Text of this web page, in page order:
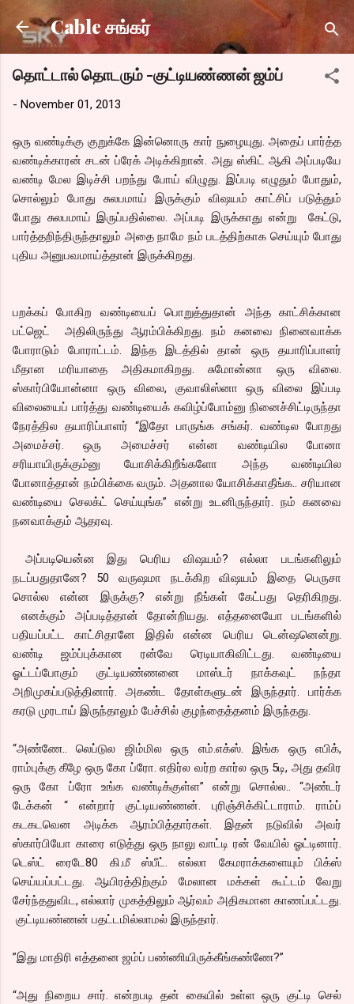
Skip to main content
Cable சங்கர்
தொட்டால் தொடரும் -குட்டியண்ணன் ஜம்ப்
- November 01, 2013
ஒரு வண்டிக்கு குறுக்கே இன்னொரு கார் நுழையுது. அதைப் பார்த்த
வண்டிக்காரன் சடன் ப்ரேக் அடிக்கிறான். அது ஸ்கிட் ஆகி அப்படியே
வண்டி மேல இடிச்சி பறந்து போய் விழுது. இப்படி எழுதும் போதும்,
சொல்லும் போது சுலபமாய் இருக்கும் விஷயம் காட்சிப் படுத்தும்
போது சுலபமாய் இருப்பதில்லை. அப்படி இருக்காது என்று கேட்டு,
பார்த்தறிந்திருந்தாலும் அதை நாமே நம் படத்திற்காக செய்யும் போது
புதிய அனுபவமாய்த்தான் இருக்கிறது.
பறக்கப் போகிற வண்டியைப் பொறுத்துதான் அந்த காட்சிக்கான
பட்ஜெட் அதிலிருந்து ஆரம்பிக்கிறது. நம் கனவை நினைவாக்க
போராடும் போராட்டம். இந்த இடத்தில் தான் ஒரு தயாரிப்பாளர்
மீதான மரியாதை அதிகமாகிறது. சுமோன்னா ஒரு விலை.
ஸ்கார்பியோன்னா ஒரு விலை, குவாலிஸ்னா ஒரு விலை இப்படி
விலையைப் பார்த்து வண்டியைக் கவிழ்ப்போம்னு நினைச்சிட்டிருந்தா
நேரத்தில தயாரிப்பாளர் “இதோ பாருங்க சங்கர். வண்டில போறது
அமைச்சர். ஒரு அமைச்சர் என்ன வண்டியில போனா
சரியாயிருக்கும்னு யோசிக்கிறீங்களோ அந்த வண்டியில
போனாத்தான் நம்பிக்கை வரும். அதனால யோசிக்காதீங்க.. சரியான
வண்டியை செலக்ட் செய்யுங்க” என்று உடனிருந்தார். நம் கனவை
நனவாக்கும் ஆதரவு.
அப்படியென்ன இது பெரிய விஷயம்? எல்லா படங்களிலும்
நடப்பதுதானே? 50 வருஷமா நடக்கிற விஷயம் இதை பெருசா
சொல்ல என்ன இருக்கு? என்று நீங்கள் கேட்பது தெரிகிறது.
எனக்கும் அப்படித்தான் தோன்றியது. எத்தனையோ படங்களில்
பதியப்பட்ட காட்சிதானே இதில் என்ன பெரிய டென்ஷனென்று.
வண்டி ஜம்ப்புக்கான ரன்வே ரெடியாகிவிட்டது. வண்டியை
ஓட்டப்போகும் குட்டியண்ணனை மாஸ்டர் நாக்கவுட் நந்தா
அறிமுகப்படுத்தினார். அகண்ட தோள்களுடன் இருந்தார். பார்க்க
கரடு முரடாய் இருந்தாலும் பேச்சில் குழந்தைத்தனம் இருந்தது.
“அண்ணே.. லெப்டுல ஜிம்மில ஒரு எம்.எக்ஸ். இங்க ஒரு எபிக்,
ராம்புக்கு கீழே ஒரு கோ ப்ரோ. எதிர்ல வர்ற கார்ல ஒரு 5டி, அது தவிர
ஒரு கோ ப்ரோ உங்க வண்டிக்குள்ள” என்று சொல்ல.. “அண்டர்
டேக்கன் “ என்றார் குட்டியண்ணன். புரிஞ்சிக்கிட்டாராம். ராம்ப்
கடகடவென அடிக்க ஆரம்பித்தார்கள். இதன் நடுவில் அவர்
ஸ்கார்பியோ காரை எடுத்து ஒரு நாலு வாட்டி ரன் வேயில் ஓட்டினார்.
டெஸ்ட் ரைடே80 கி.மீ ஸ்பீட். எல்லா கேமராக்களையும் பிக்ஸ்
செய்யப்பட்டது. ஆயிரத்திற்கும் மேலான மக்கள் கூட்டம் வேறு
சேர்ந்ததுவிட, எல்லார் முகத்திலும் ஆர்வம் அதிகமான காணப்பட்டது.
குட்டியண்ணன் பதட்டமில்லாமல் இருந்தார்.
”இது மாதிரி எத்தனை ஜம்ப் பண்ணியிருக்கீங்கண்ணே?”
“அது நிறைய சார். என்றபடி தன் கையில் உள்ள ஒரு குட்டி செல்